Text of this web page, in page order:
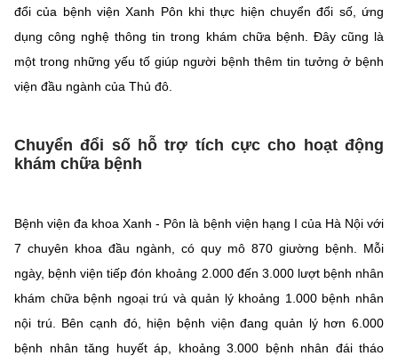
đổi của bệnh viện Xanh Pôn khi thực hiện chuyển đổi số, ứng
dụng công nghệ thông tin trong khám chữa bệnh. Đây cũng là
một trong những yếu tố giúp người bệnh thêm tin tưởng ở bệnh
viện đầu ngành của Thủ đô.
Chuyển đổi số hỗ trợ tích cực cho hoạt động
khám chữa bệnh
Bệnh viện đa khoa Xanh - Pôn là bệnh viện hạng I của Hà Nội với
7 chuyên khoa đầu ngành, có quy mô 870 giường bệnh. Mỗi
ngày, bệnh viện tiếp đón khoảng 2.000 đến 3.000 lượt bệnh nhân
khám chữa bệnh ngoại trú và quản lý khoảng 1.000 bệnh nhân
nội trú. Bên cạnh đó, hiện bệnh viện đang quản lý hơn 6.000
bệnh nhân tăng huyết áp, khoảng 3.000 bệnh nhân đái tháo